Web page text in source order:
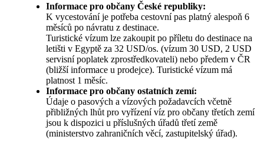
Informace pro občany České republiky:
K vycestování je potřeba cestovní pas platný alespoň 6
měsíců po návratu z destinace.
Turistické vízum lze zakoupit po příletu do destinace na
letišti v Egyptě za 32 USD/os. (vízum 30 USD, 2 USD
servisní poplatek zprostředkovateli) nebo předem v ČR
(bližší informace u prodejce). Turistické vízum má
platnost 1 měsíc.
Informace pro občany ostatních zemí:
Údaje o pasových a vízových požadavcích včetně
přibližných lhůt pro vyřízení víz pro občany třetích zemí
jsou k dispozici u příslušných úřadů třetí země
(ministerstvo zahraničních věcí, zastupitelský úřad).